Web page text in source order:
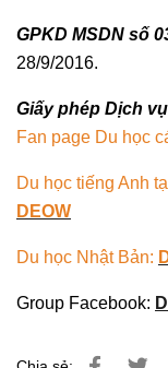
GPKD MSDN số
28/9/2016.
Giấy phép Dịch
Fan page Du học
Du học tiếng Anh
DEOW
Du học Nhật Bản:
Group Facebook: